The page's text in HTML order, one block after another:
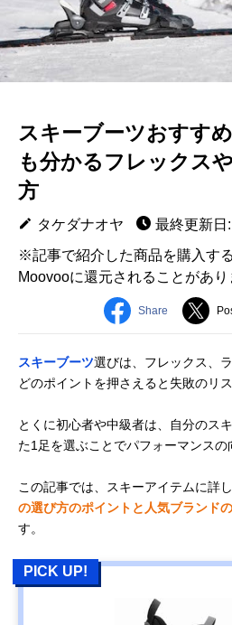
スキーブーツおすす
も分かるフレックス
方
タケダナオヤ
最終更新日
※記事で紹介した商品を購入す
Moovooに還元されることがあり
Share
スキーブーツ選びは、フレックス、
どのポイントを押さえると失敗のリ
とくに初心者や中級者は、自分のス
た1足を選ぶことでパフォーマンスの
この記事では、スキーアイテムに詳し
の選び方のポイントと人気ブランド
す。
PICK UP!